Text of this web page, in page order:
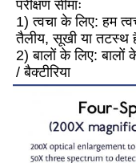
परीक्षण सीमाः
1) त्वचा के लिए: हम
तैलीय, सूखी या तटस्थ
2) बालों के लिए:
/ बैक्टीरिया